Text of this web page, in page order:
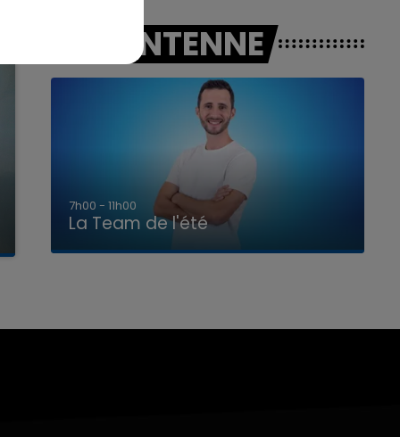
A L'ANTENNE
7h00 - 11h00
La Team de l'été